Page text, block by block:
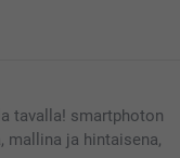
tavalla! smartphoton
mallina ja hintaisena,